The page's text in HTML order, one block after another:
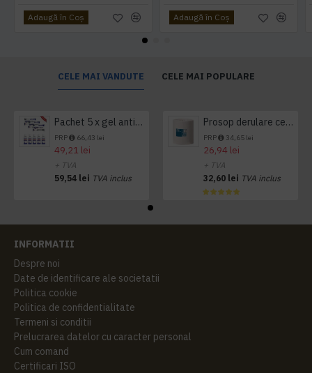
Adaugă în Coş Adaugă în Coş
CELE MAI VANDUTE CELE MAI POPULARE
Pachet 5 x gel antibacterian 50ml si 3 x Servetele antibacteriene 48 buc Hygienium
PRP 66,43 lei
49,21 lei
+ TVA
59,54 lei TVA inclus
Prosop derulare centrala 1 pliu, 300 m Tork
PRP 34,65 lei
26,94 lei
+ TVA
32,60 lei TVA inclus
INFORMATII
Despre noi
Date de identificare ale societatii
Politica cookie
Politica de confidentialitate
Termeni si conditii
Prelucrarea datelor cu caracter personal
Cum comand
Certificari ISO